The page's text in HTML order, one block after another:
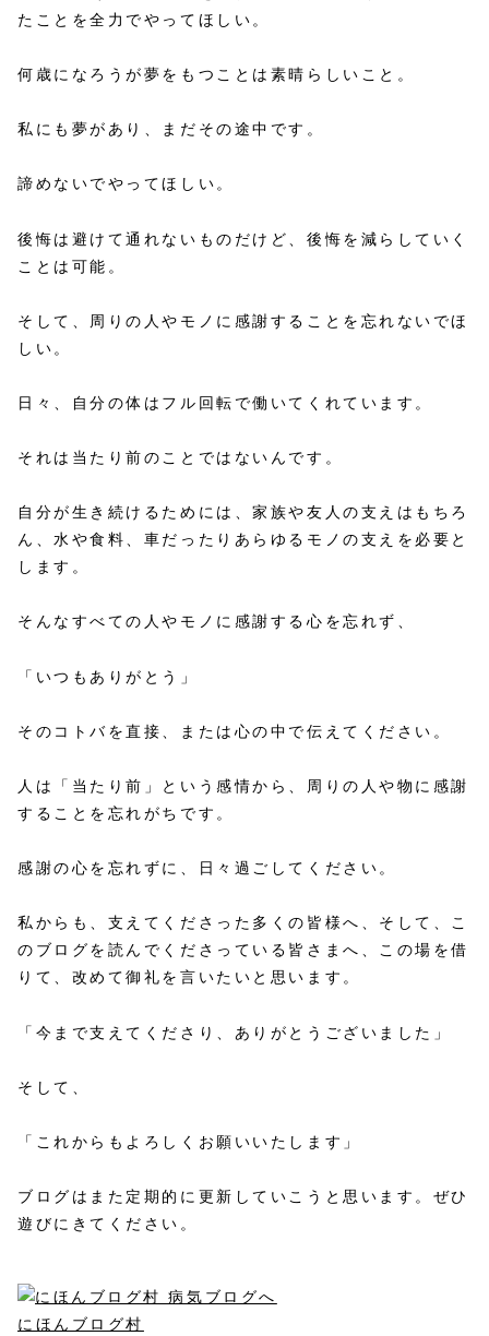
たことを全力でやってほしい。
何歳になろうが夢をもつことは素晴らしいこと。
私にも夢があり、まだその途中です。
諦めないでやってほしい。
後悔は避けて通れないものだけど、後悔を減らしていく
ことは可能。
そして、周りの人やモノに感謝することを忘れないでほ
しい。
日々、自分の体はフル回転で働いてくれています。
それは当たり前のことではないんです。
自分が生き続けるためには、家族や友人の支えはもちろ
ん、水や食料、車だったりあらゆるモノの支えを必要と
します。
そんなすべての人やモノに感謝する心を忘れず、
「いつもありがとう」
そのコトバを直接、または心の中で伝えてください。
人は「当たり前」という感情から、周りの人や物に感謝
することを忘れがちです。
感謝の心を忘れずに、日々過ごしてください。
私からも、支えてくださった多くの皆様へ、そして、こ
のブログを読んでくださっている皆さまへ、この場を借
りて、改めて御礼を言いたいと思います。
「今まで支えてくださり、ありがとうございました」
そして、
「これからもよろしくお願いいたします」
ブログはまた定期的に更新していこうと思います。ぜひ
遊びにきてください。
にほんブログ村